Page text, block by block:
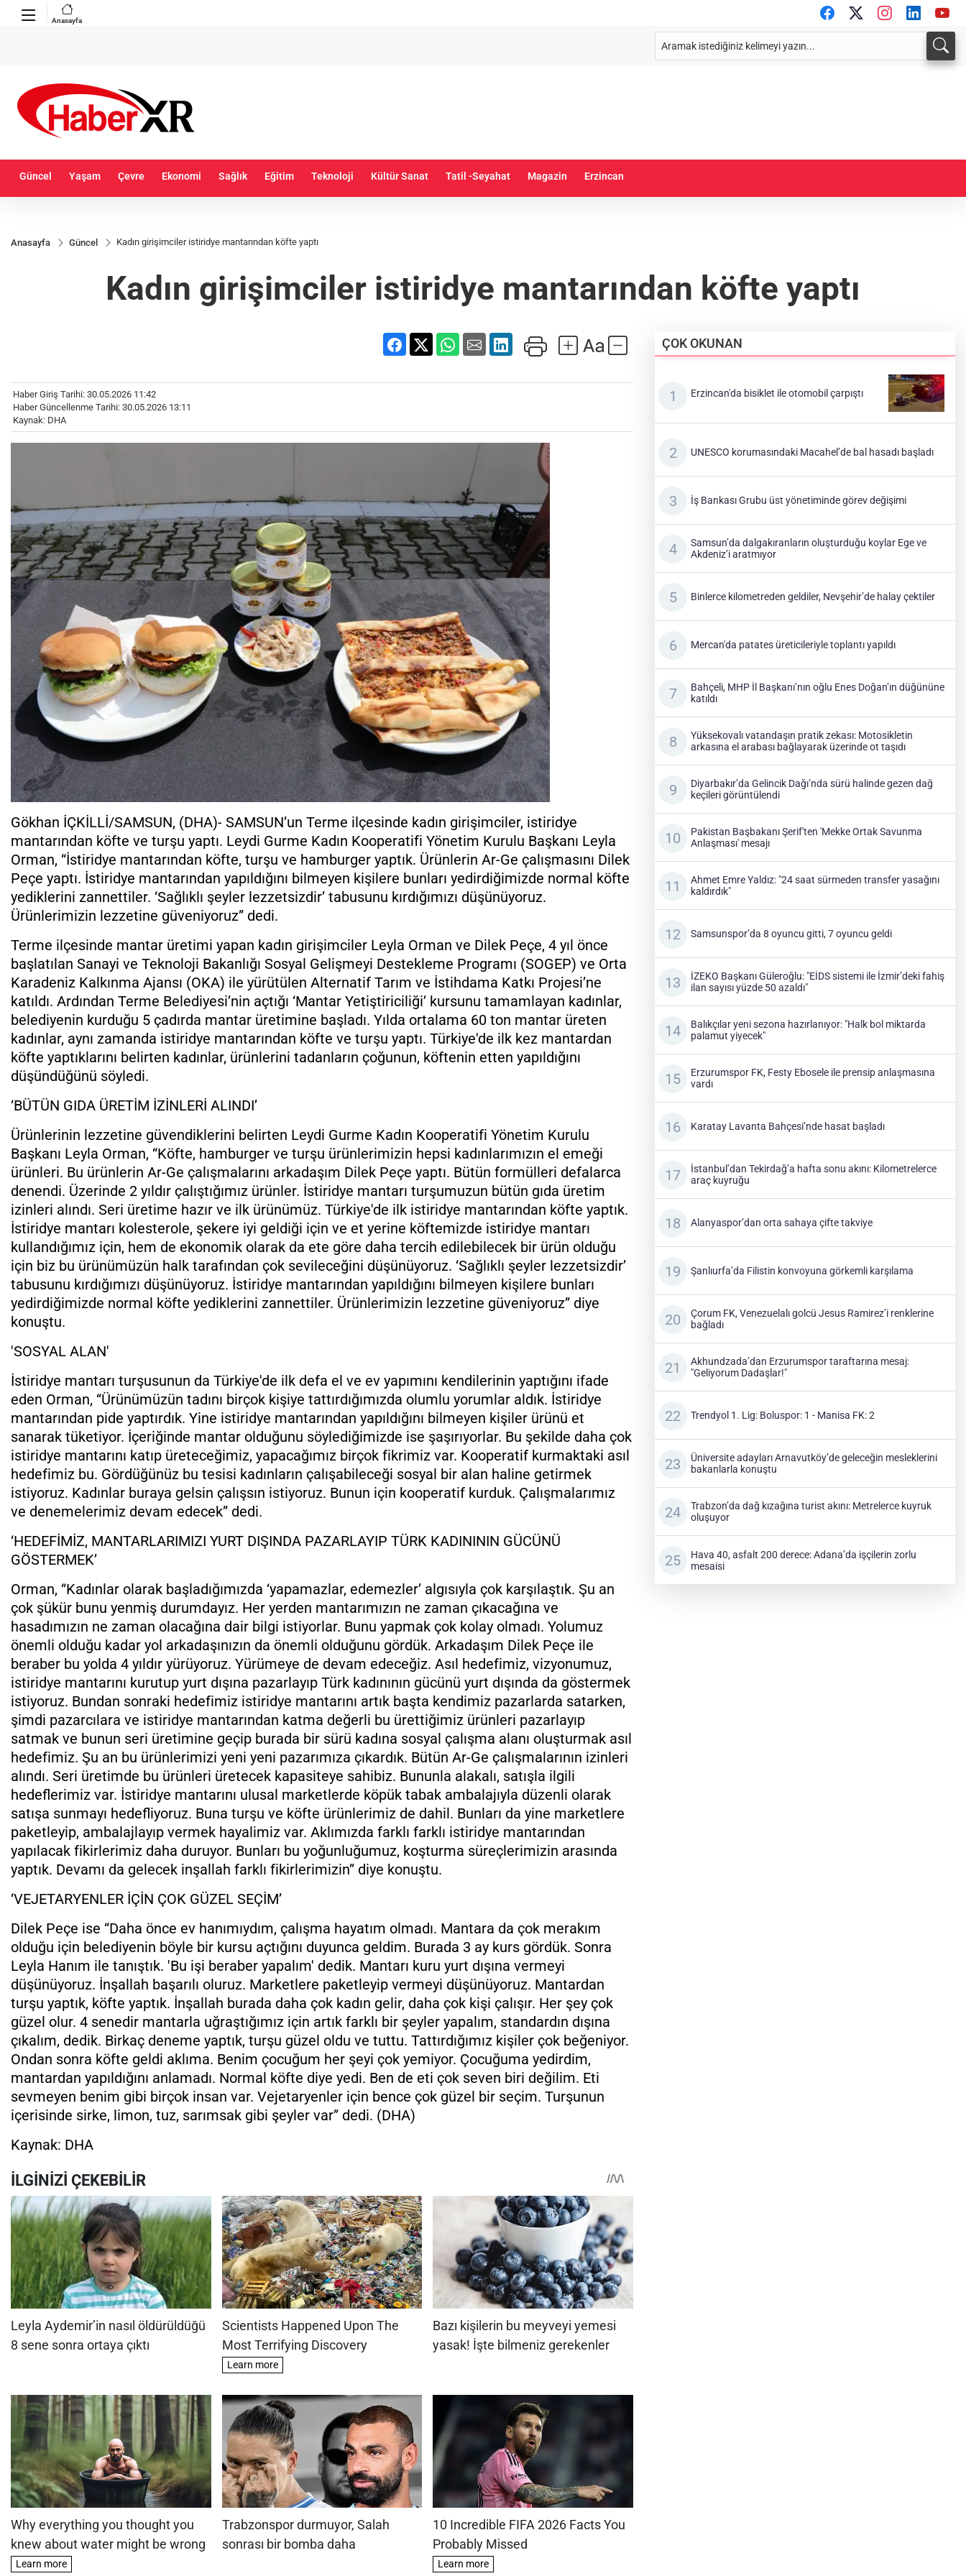
Anasayfa
Güncel Yaşam Çevre Ekonomi Sağlık Eğitim Teknoloji Kültür Sanat Tatil -Seyahat Magazin Erzincan
Anasayfa Güncel Kadın girişimciler istiridye mantarından köfte yaptı
Kadın girişimciler istiridye mantarından köfte yaptı
Haber Giriş Tarihi: 30.05.2026 11:42
Haber Güncellenme Tarihi: 30.05.2026 13:11
Kaynak: DHA
Gökhan İÇKİLLİ/SAMSUN, (DHA)- SAMSUN’un Terme ilçesinde kadın girişimciler, istiridye
mantarından köfte ve turşu yaptı. Leydi Gurme Kadın Kooperatifi Yönetim Kurulu Başkanı Leyla
Orman, “İstiridye mantarından köfte, turşu ve hamburger yaptık. Ürünlerin Ar-Ge çalışmasını Dilek
Peçe yaptı. İstiridye mantarından yapıldığını bilmeyen kişilere bunları yedirdiğimizde normal köfte
yediklerini zannettiler. ‘Sağlıklı şeyler lezzetsizdir’ tabusunu kırdığımızı düşünüyoruz.
Ürünlerimizin lezzetine güveniyoruz” dedi.
Terme ilçesinde mantar üretimi yapan kadın girişimciler Leyla Orman ve Dilek Peçe, 4 yıl önce
başlatılan Sanayi ve Teknoloji Bakanlığı Sosyal Gelişmeyi Destekleme Programı (SOGEP) ve Orta
Karadeniz Kalkınma Ajansı (OKA) ile yürütülen Alternatif Tarım ve İstihdama Katkı Projesi’ne
katıldı. Ardından Terme Belediyesi’nin açtığı ‘Mantar Yetiştiriciliği’ kursunu tamamlayan kadınlar,
belediyenin kurduğu 5 çadırda mantar üretimine başladı. Yılda ortalama 60 ton mantar üreten
kadınlar, aynı zamanda istiridye mantarından köfte ve turşu yaptı. Türkiye'de ilk kez mantardan
köfte yaptıklarını belirten kadınlar, ürünlerini tadanların çoğunun, köftenin etten yapıldığını
düşündüğünü söyledi.
‘BÜTÜN GIDA ÜRETİM İZİNLERİ ALINDI’
Ürünlerinin lezzetine güvendiklerini belirten Leydi Gurme Kadın Kooperatifi Yönetim Kurulu
Başkanı Leyla Orman, “Köfte, hamburger ve turşu ürünlerimizin hepsi kadınlarımızın el emeği
ürünleri. Bu ürünlerin Ar-Ge çalışmalarını arkadaşım Dilek Peçe yaptı. Bütün formülleri defalarca
denendi. Üzerinde 2 yıldır çalıştığımız ürünler. İstiridye mantarı turşumuzun bütün gıda üretim
izinleri alındı. Seri üretime hazır ve ilk ürünümüz. Türkiye'de ilk istiridye mantarından köfte yaptık.
İstiridye mantarı kolesterole, şekere iyi geldiği için ve et yerine köftemizde istiridye mantarı
kullandığımız için, hem de ekonomik olarak da ete göre daha tercih edilebilecek bir ürün olduğu
için biz bu ürünümüzün halk tarafından çok sevileceğini düşünüyoruz. ‘Sağlıklı şeyler lezzetsizdir’
tabusunu kırdığımızı düşünüyoruz. İstiridye mantarından yapıldığını bilmeyen kişilere bunları
yedirdiğimizde normal köfte yediklerini zannettiler. Ürünlerimizin lezzetine güveniyoruz” diye
konuştu.
'SOSYAL ALAN'
İstiridye mantarı turşusunun da Türkiye'de ilk defa el ve ev yapımını kendilerinin yaptığını ifade
eden Orman, “Ürünümüzün tadını birçok kişiye tattırdığımızda olumlu yorumlar aldık. İstiridye
mantarından pide yaptırdık. Yine istiridye mantarından yapıldığını bilmeyen kişiler ürünü et
sanarak tüketiyor. İçeriğinde mantar olduğunu söylediğimizde ise şaşırıyorlar. Bu şekilde daha çok
istiridye mantarını katıp üreteceğimiz, yapacağımız birçok fikrimiz var. Kooperatif kurmaktaki asıl
hedefimiz bu. Gördüğünüz bu tesisi kadınların çalışabileceği sosyal bir alan haline getirmek
istiyoruz. Kadınlar buraya gelsin çalışsın istiyoruz. Bunun için kooperatif kurduk. Çalışmalarımız
ve denemelerimiz devam edecek” dedi.
‘HEDEFİMİZ, MANTARLARIMIZI YURT DIŞINDA PAZARLAYIP TÜRK KADINININ GÜCÜNÜ
GÖSTERMEK’
Orman, “Kadınlar olarak başladığımızda ‘yapamazlar, edemezler’ algısıyla çok karşılaştık. Şu an
çok şükür bunu yenmiş durumdayız. Her yerden mantarımızın ne zaman çıkacağına ve
hasadımızın ne zaman olacağına dair bilgi istiyorlar. Bunu yapmak çok kolay olmadı. Yolumuz
önemli olduğu kadar yol arkadaşınızın da önemli olduğunu gördük. Arkadaşım Dilek Peçe ile
beraber bu yolda 4 yıldır yürüyoruz. Yürümeye de devam edeceğiz. Asıl hedefimiz, vizyonumuz,
istiridye mantarını kurutup yurt dışına pazarlayıp Türk kadınının gücünü yurt dışında da göstermek
istiyoruz. Bundan sonraki hedefimiz istiridye mantarını artık başta kendimiz pazarlarda satarken,
şimdi pazarcılara ve istiridye mantarından katma değerli bu ürettiğimiz ürünleri pazarlayıp
satmak ve bunun seri üretimine geçip burada bir sürü kadına sosyal çalışma alanı oluşturmak asıl
hedefimiz. Şu an bu ürünlerimizi yeni yeni pazarımıza çıkardık. Bütün Ar-Ge çalışmalarının izinleri
alındı. Seri üretimde bu ürünleri üretecek kapasiteye sahibiz. Bununla alakalı, satışla ilgili
hedeflerimiz var. İstiridye mantarını ulusal marketlerde köpük tabak ambalajıyla düzenli olarak
satışa sunmayı hedefliyoruz. Buna turşu ve köfte ürünlerimiz de dahil. Bunları da yine marketlere
paketleyip, ambalajlayıp vermek hayalimiz var. Aklımızda farklı farklı istiridye mantarından
yapılacak fikirlerimiz daha duruyor. Bunları bu yoğunluğumuz, koşturma süreçlerimizin arasında
yaptık. Devamı da gelecek inşallah farklı fikirlerimizin” diye konuştu.
‘VEJETARYENLER İÇİN ÇOK GÜZEL SEÇİM’
Dilek Peçe ise “Daha önce ev hanımıydım, çalışma hayatım olmadı. Mantara da çok merakım
olduğu için belediyenin böyle bir kursu açtığını duyunca geldim. Burada 3 ay kurs gördük. Sonra
Leyla Hanım ile tanıştık. 'Bu işi beraber yapalım' dedik. Mantarı kuru yurt dışına vermeyi
düşünüyoruz. İnşallah başarılı oluruz. Marketlere paketleyip vermeyi düşünüyoruz. Mantardan
turşu yaptık, köfte yaptık. İnşallah burada daha çok kadın gelir, daha çok kişi çalışır. Her şey çok
güzel olur. 4 senedir mantarla uğraştığımız için artık farklı bir şeyler yapalım, standardın dışına
çıkalım, dedik. Birkaç deneme yaptık, turşu güzel oldu ve tuttu. Tattırdığımız kişiler çok beğeniyor.
Ondan sonra köfte geldi aklıma. Benim çocuğum her şeyi çok yemiyor. Çocuğuma yedirdim,
mantardan yapıldığını anlamadı. Normal köfte diye yedi. Ben de eti çok seven biri değilim. Eti
sevmeyen benim gibi birçok insan var. Vejetaryenler için bence çok güzel bir seçim. Turşunun
içerisinde sirke, limon, tuz, sarımsak gibi şeyler var” dedi. (DHA)
Kaynak: DHA
ÇOK OKUNAN
Erzincan'da bisiklet ile otomobil çarpıştı
UNESCO korumasındaki Macahel’de bal hasadı başladı
İş Bankası Grubu üst yönetiminde görev değişimi
Samsun’da dalgakıranların oluşturduğu koylar Ege ve
Akdeniz’i aratmıyor
Binlerce kilometreden geldiler, Nevşehir’de halay çektiler
Mercan'da patates üreticileriyle toplantı yapıldı
Bahçeli, MHP İl Başkanı’nın oğlu Enes Doğan’ın düğününe
katıldı
Yüksekovalı vatandaşın pratik zekası: Motosikletin
arkasına el arabası bağlayarak üzerinde ot taşıdı
Diyarbakır’da Gelincik Dağı’nda sürü halinde gezen dağ
keçileri görüntülendi
Pakistan Başbakanı Şerif'ten 'Mekke Ortak Savunma
Anlaşması' mesajı
Ahmet Emre Yaldız: "24 saat sürmeden transfer yasağını
kaldırdık"
Samsunspor’da 8 oyuncu gitti, 7 oyuncu geldi
İZEKO Başkanı Güleroğlu: "EİDS sistemi ile İzmir’deki fahiş
ilan sayısı yüzde 50 azaldı"
Balıkçılar yeni sezona hazırlanıyor: "Halk bol miktarda
palamut yiyecek"
Erzurumspor FK, Festy Ebosele ile prensip anlaşmasına
vardı
Karatay Lavanta Bahçesi’nde hasat başladı
İstanbul’dan Tekirdağ’a hafta sonu akını: Kilometrelerce
araç kuyruğu
Alanyaspor’dan orta sahaya çifte takviye
Şanlıurfa’da Filistin konvoyuna görkemli karşılama
Çorum FK, Venezuelalı golcü Jesus Ramirez’i renklerine
bağladı
Akhundzada’dan Erzurumspor taraftarına mesaj:
"Geliyorum Dadaşlar!"
Trendyol 1. Lig: Boluspor: 1 - Manisa FK: 2
Üniversite adayları Arnavutköy’de geleceğin mesleklerini
bakanlarla konuştu
Trabzon’da dağ kızağına turist akını: Metrelerce kuyruk
oluşuyor
Hava 40, asfalt 200 derece: Adana’da işçilerin zorlu
mesaisi